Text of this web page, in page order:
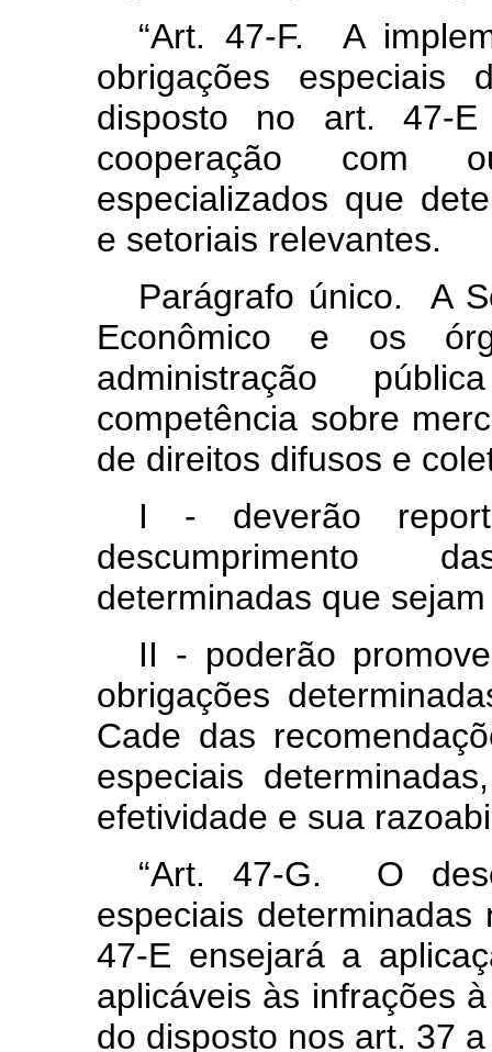
“Art. 47-F. A
obrigações especiais
disposto no art. 47-
cooperação com
especializados que
e setoriais relevantes.
Parágrafo único. A
Econômico e os
administração
competência sobre
de direitos difusos e
I - deverão
descumprimento
determinadas que
II - poderão
obrigações
Cade das
especiais
efetividade e sua
“Art. 47-G. O
especiais
47-E ensejará a
aplicáveis às infrações
do disposto nos art. 37